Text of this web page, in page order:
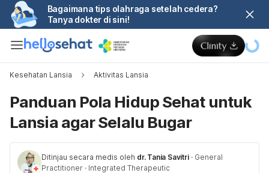
Bagaimana tips olahraga setelah cedera?
Tanya dokter di sini!
Kesehatan Lansia Aktivitas Lansia
Panduan Pola Hidup Sehat untuk
Lansia agar Selalu Bugar
Ditinjau secara medis oleh dr. Tania Savitri · General
Practitioner · Integrated Therapeutic